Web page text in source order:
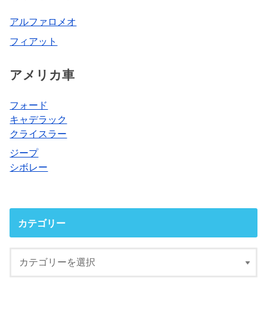
アルファロメオ
フィアット
アメリカ車
フォード
キャデラック
クライスラー
ジープ
シボレー
カテゴリー